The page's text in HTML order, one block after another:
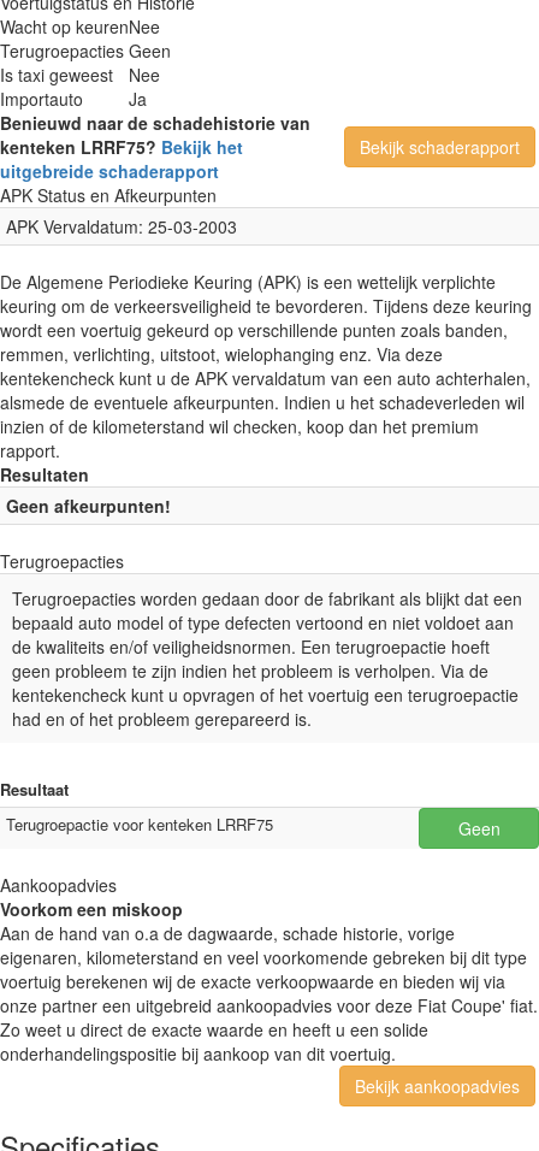
Wacht op keurenNee
Terugroepacties Geen
Is taxi geweest
Nee
Importauto
Ja
Benieuwd naar de schadehistorie van
kenteken LRRF75? Bekijk het
uitgebreide schaderapport
Bekijk schaderapport
APK Status en Afkeurpunten
APK Vervaldatum: 25-03-2003
De Algemene Periodieke Keuring (APK) is een wettelijk verplichte
keuring om de verkeersveiligheid te bevorderen. Tijdens deze keuring
wordt een voertuig gekeurd op verschillende punten zoals banden,
remmen, verlichting, uitstoot, wielophanging enz. Via deze
kentekencheck kunt u de APK vervaldatum van een auto achterhalen,
alsmede de eventuele afkeurpunten. Indien u het schadeverleden wil
inzien of de kilometerstand wil checken, koop dan het premium
rapport.
Resultaten
Geen afkeurpunten!
Terugroepacties
Terugroepacties worden gedaan door de fabrikant als blijkt dat een
bepaald auto model of type defecten vertoond en niet voldoet aan
de kwaliteits en/of veiligheidsnormen. Een terugroepactie hoeft
geen probleem te zijn indien het probleem is verholpen. Via de
kentekencheck kunt u opvragen of het voertuig een terugroepactie
had en of het probleem gerepareerd is.
Resultaat
Terugroepactie voor kenteken LRRF75
Geen
Aankoopadvies
Voorkom een miskoop
Aan de hand van o.a de dagwaarde, schade historie, vorige
eigenaren, kilometerstand en veel voorkomende gebreken bij dit type
voertuig berekenen wij de exacte verkoopwaarde en bieden wij via
onze partner een uitgebreid aankoopadvies voor deze Fiat Coupe' fiat.
Zo weet u direct de exacte waarde en heeft u een solide
onderhandelingspositie bij aankoop van dit voertuig.
Bekijk aankoopadvies